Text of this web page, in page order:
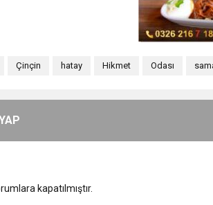
Çinçin hatay Hikmet Odası
kapatılmıştır.